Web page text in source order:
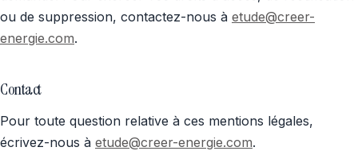
ou de suppression, contactez-nous à etude@creer-
energie.com.
Contact
Pour toute question relative à ces mentions légales,
écrivez-nous à etude@creer-energie.com.